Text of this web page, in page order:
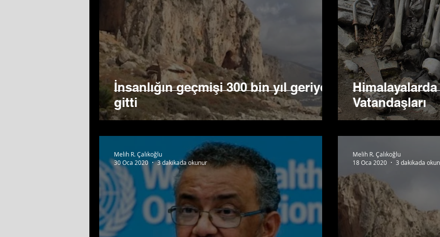
İnsanlığın geçmişi 300 bin yıl geriye
gitti
Vatandaşları
Melih R. Çalıkoğlu
30 Oca 2020
3 dakikada okunur
Melih R. Çalıkoğlu
18 Oca 2020
3 dakikada